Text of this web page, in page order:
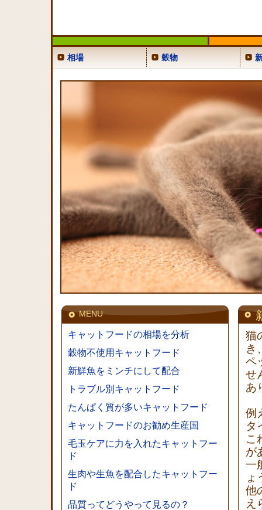
相場 穀物
MENU
キャットフードの相場を分析
穀物不使用キャットフード
新鮮魚をミンチにして配合
トラブル別キャットフード
たんぱく質が多いキャットフード
キャットフードのお勧め生産国
毛玉ケアに力を入れたキャットフー
ド
生肉や生魚を配合したキャットフー
ド
品質ってどうやって見るの？
猫
き
ペ
せ
あ
例
タ
こ
が
一
ょ
他
え